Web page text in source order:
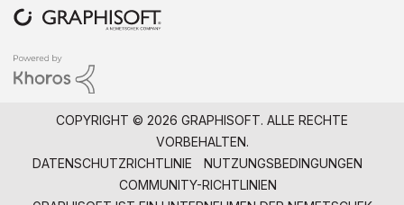
COPYRIGHT © 2026 GRAPHISOFT. ALLE RECHTE
VORBEHALTEN.
DATENSCHUTZRICHTLINIE
NUTZUNGSBEDINGUNGEN
COMMUNITY-RICHTLINIEN